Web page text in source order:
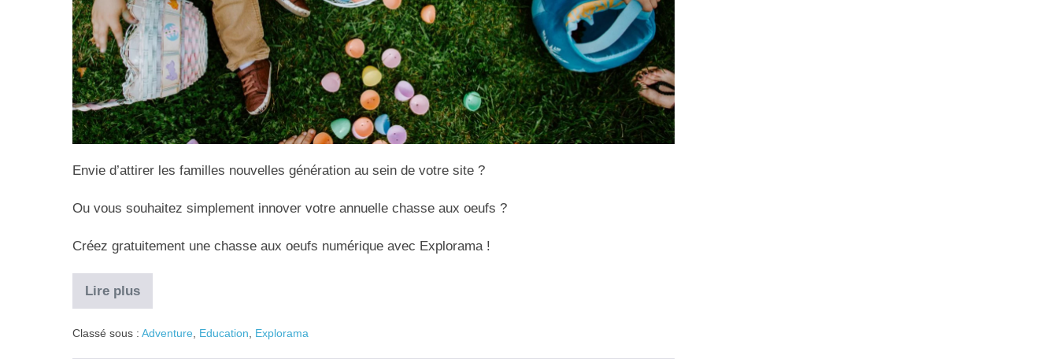
Envie d’attirer les familles nouvelles génération au sein de votre site ?
Ou vous souhaitez simplement innover votre annuelle chasse aux oeufs ?
Créez gratuitement une chasse aux oeufs numérique avec Explorama !
Lire plus
Classé sous : Adventure Education Explorama